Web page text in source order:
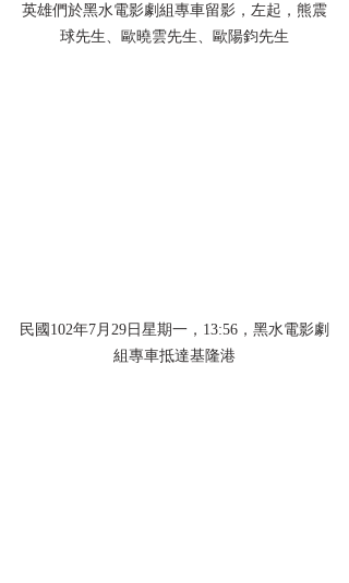
英雄們於黑水電影劇組專車留影，左起，熊震
球先生、歐曉雲先生、歐陽鈞先生
民國102年7月29日星期一，13:56，黑水電影劇
組專車抵達基隆港